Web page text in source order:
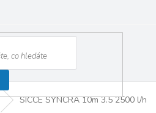
SICCE SYNCRA 10m 3.5 2500 l/h